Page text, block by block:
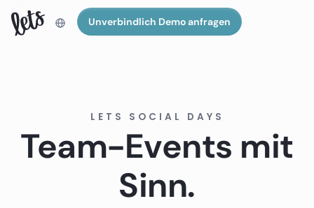
Unverbindlich Demo anfragen
LETS SOCIAL DAYS
Team-Events mit
Sinn.